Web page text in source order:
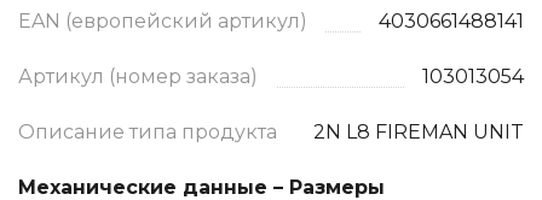
EAN (европейский артикул)
4030661488141
Артикул (номер заказа) 103013054
Описание типа продукта 2N L8 FIREMAN UNIT
Механические данные – Размеры